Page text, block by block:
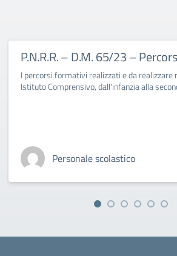
P.N.R.R. – D.M. 65/23 –
I percorsi formativi realizzati e da
Istituto Comprensivo, dall'infanzia alla
Personale scolastico